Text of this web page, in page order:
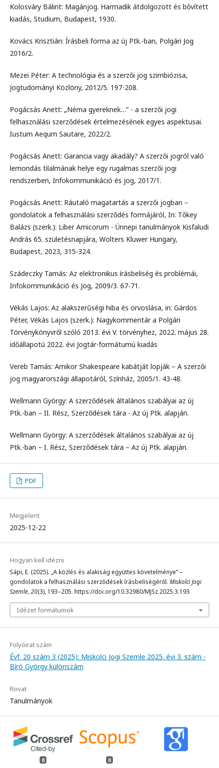
Kolosváry Bálint: Magánjog. Harmadik átdolgozott és bővített
kiadás, Studium, Budapest, 1930.
Kovács Krisztián: Írásbeli forma az új Ptk.-ban, Polgári Jog
2016/2.
Mezei Péter: A technológia és a szerzői jog szimbiózisa,
Jogtudományi Közlöny, 2012/5. 197-208.
Pogácsás Anett: „Néma gyereknek…” - a szerzői jogi
felhasználási szerződések értelmezésének egyes aspektusai.
Iustum Aequm Sautare, 2022/2.
Pogácsás Anett: Garancia vagy akadály? A szerzői jogról való
lemondás tilalmának helye egy rugalmas szerzői jogi
rendszerben, Infokommunikáció és jog, 2017/1.
Pogácsás Anett: Ráutaló magatartás a szerzői jogban –
gondolatok a felhasználási szerződés formájáról, In: Tőkey
Balázs (szerk.): Liber Amicorum - Ünnepi tanulmányok Kisfaludi
András 65. születésnapjára, Wolters Kluwer Hungary,
Budapest, 2023, 315-324.
Szádeczky Tamás: Az elektronikus írásbeliség és problémái,
Infokommunikáció és Jog, 2009/3. 67-71.
Vékás Lajos: Az alakszerűségi hiba és orvoslása, in: Gárdos
Péter, Vékás Lajos (szerk.): Nagykommentár a Polgári
Törvénykönyvről szóló 2013. évi V. törvényhez, 2022. május 28.
időállapotú 2022. évi Jogtár-formátumú kiadás
Vereb Tamás: Amikor Shakespeare kabátját lopják – A szerzői
jog magyarországi állapotáról, Színház, 2005/1. 43-48.
Wellmann György: A szerződések általános szabályai az új
Ptk.-ban – II. Rész, Szerződések tára - Az új Ptk. alapján.
Wellmann György: A szerződések általános szabályai az új
Ptk.-ban – I. Rész, Szerződések tára – Az új Ptk. alapján.
PDF
Megjelent
2025-12-22
Hogyan kell idézni
Sápi, E. (2025). „A közlés és alakiság együttes követelménye” –
gondolatok a felhasználási szerződések írásbeliségéről. Miskolci Jogi
Szemle,20(3), 193–205. https://doi.org/10.32980/MJSz.2025.3.193
Idézet formátumok
Folyóirat szám
Évf. 20 szám 3 (2025): Miskolci Jogi Szemle 2025. évi 3. szám -
Bíró György különszám
Rovat
Tanulmányok
0 0